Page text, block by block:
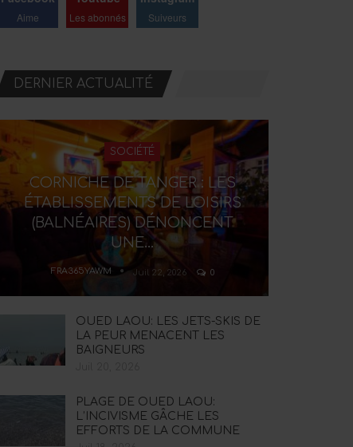
Aime Les abonnés Suiveurs
DERNIER ACTUALITÉ
SOCIÉTÉ
CORNICHE DE TANGER : LES
ÉTABLISSEMENTS DE LOISIRS
(BALNÉAIRES) DÉNONCENT
UNE…
FRA365YAWM Juil 22, 2026 0
OUED LAOU: LES JETS-SKIS DE
LA PEUR MENACENT LES
BAIGNEURS
PLAGE DE OUED LAOU:
L’INCIVISME GÂCHE LES
EFFORTS DE LA COMMUNE